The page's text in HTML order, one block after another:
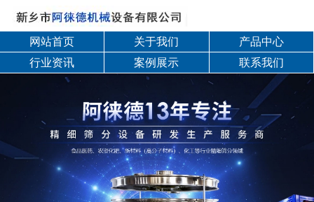
网站首页 关于我们
产品中心
行业资讯
案例展示 联系我们